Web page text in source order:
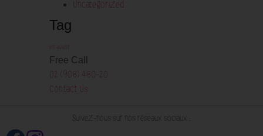
Uncategorized
Tag
en avant
Free Call
02 (908) 480-20
Contact Us
Suivez-nous sur nos réseaux sociaux :